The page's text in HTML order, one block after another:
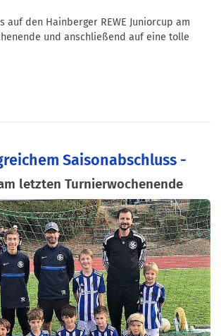
auf den Hainberger REWE Juniorcup am
und anschließend auf eine tolle
Saisonabschluss -
letzten Turnierwochenende